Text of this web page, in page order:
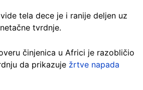
tela dece je i ranije deljen uz
tvrdnje.
činjenica u Africi je razobličio
da prikazuje žrtve napada